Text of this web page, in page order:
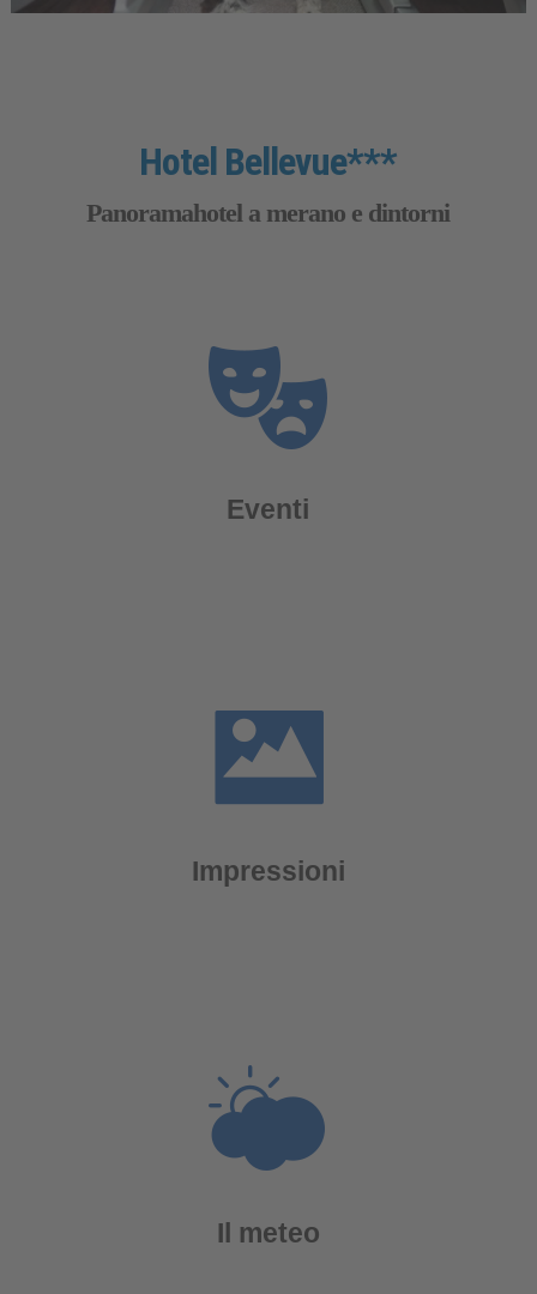
Hotel Bellevue***
Panoramahotel a merano e dintorni
Eventi
Impressioni
Il meteo